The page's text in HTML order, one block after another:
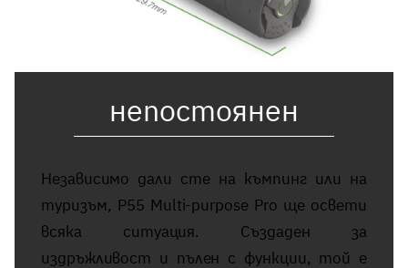
непостоянен
Независимо дали сте на къмпинг или на
туризъм, P55 Multi-purpose Pro ще освети
всяка ситуация. Създаден за
издръжливост и пълен с функции, той е